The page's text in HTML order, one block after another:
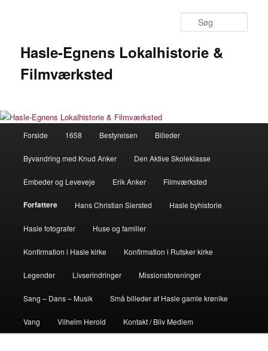
Hasle-Egnens Lokalhistorie &
Filmværksted
Forside 1658 Bestyrelsen Billeder
Byvandring med Knud Anker Den Aktive Skoleklasse
Embeder og Leveveje Erik Anker Filmværksted
Forfattere Hans Christian Siersted Hasle byhistorie
Hasle fotografer Huse og familier
Konfirmation i Hasle kirke Konfirmation i Rutsker kirke
Legender Livserindringer Missionsforeninger
Sang – Dans – Musik Små billeder af Hasle gamle krønike
Vang Vilhelm Herold Kontakt / Bliv Medlem